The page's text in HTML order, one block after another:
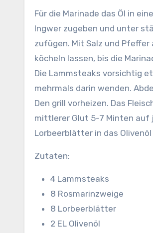
Für die Marinade das Öl in
Ingwer zugeben und unter
zufügen. Mit Salz und Pfeffer
köcheln lassen, bis die
Die Lammsteaks vorsichtig
mehrmals darin wenden.
Den grill vorheizen. Das
mittlerer Glut 5-7 Minten auf
Lorbeerblätter in das
Zutaten:
4 Lammsteaks
8 Rosmarinzweige
8 Lorbeerblätter
2 EL Olivenöl